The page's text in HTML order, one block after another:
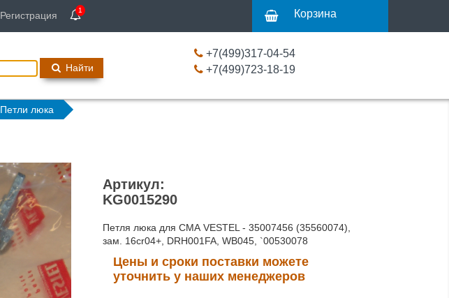
Регистрация 1 Корзина
Найти
+7(499)317-04-54
+7(499)723-18-19
Петли люка
Артикул:
KG0015290
Петля люка для СМА VESTEL - 35007456 (35560074),
зам. 16cr04+, DRH001FA, WB045, `00530078
Цены и сроки поставки можете
уточнить у наших менеджеров